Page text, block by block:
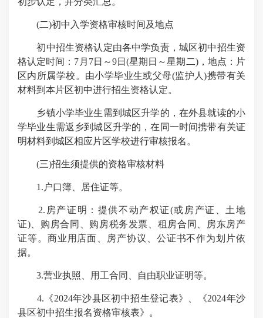
(二)初中入学资格审核时间及地点
初中招生资格认定由各中学负责，城区初中招生资
格认定时间：7月7日～9日(星期日～星期二)，地点：片
区内所属学校。由小学毕业生或父母(监护人)携带有关
材料到本片区初中进行招生资格认定。
乡镇小学毕业生需到城区升学的，在外县就读的小
学毕业生需返乡到城区升学的，在同一时间携带有关证
明材料到城区相应片区学校进行审核报名。
(三)招生须提供的资格审核材料
1.户口簿、居住证等。
2.房产证明：提供不动产权证(或房产证、土地
证)、购房合同、购房税务发票、租房合同、房东房产
证等。商业用店面、房产协议、公证书不作为划片依
据。
3.营业执照、用工合同、自由职业证明等。
4.《2024年沙县区初中招生登记表》、《2024年沙
县区初中招生报名资格审核表》。